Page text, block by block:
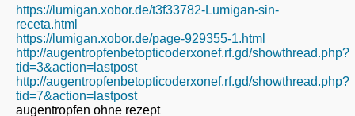
https://lumigan.xobor.de/t3f33782-Lumigan-sin-
receta.html
https://lumigan.xobor.de/page-929355-1.html
http://augentropfenbetopticoderxonef.rf.gd/showthread.php?
tid=3&action=lastpost
http://augentropfenbetopticoderxonef.rf.gd/showthread.php?
tid=7&action=lastpost
augentropfen ohne rezept